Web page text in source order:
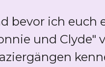
bevor ich euch
und Clyde"